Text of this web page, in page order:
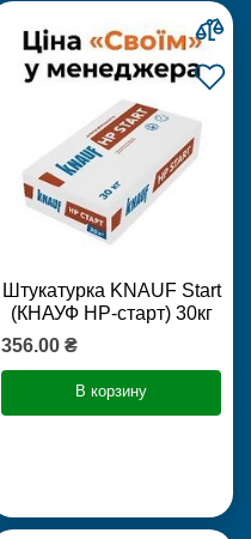
Штукатурка KNAUF Start
(КНАУФ НР-старт) 30кг
356.00 ₴
В корзину